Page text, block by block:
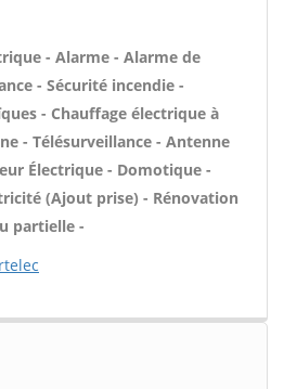
- Alarme - Alarme de
- Sécurité incendie -
- Chauffage électrique à
- Télésurveillance - Antenne
Électrique - Domotique -
(Ajout prise) - Rénovation
partielle -